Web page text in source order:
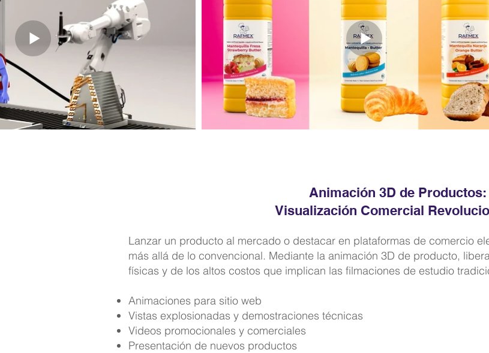
Animación 3D de Productos:
Visualización Comercial
Lanzar un producto al mercado o destacar en plataformas de comercio
más allá de lo convencional. Mediante la animación 3D de producto,
físicas y de los altos costos que implican las filmaciones de estudio
Animaciones para sitio web
Vistas explosionadas y demostraciones técnicas
Videos promocionales y comerciales
Presentación de nuevos productos